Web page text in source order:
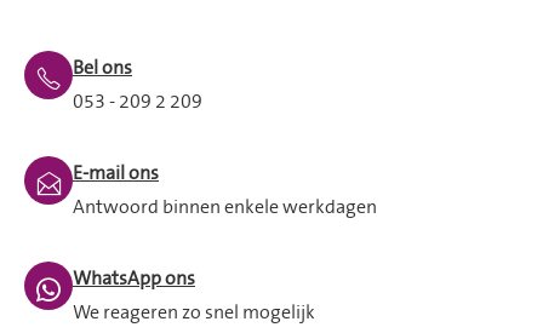
Bel ons
053 - 209 2 209
E-mail ons
Antwoord binnen enkele werkdagen
WhatsApp ons
We reageren zo snel mogelijk